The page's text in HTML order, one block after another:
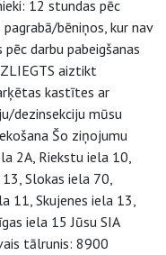
12 stundas pēc
bēniņos, kur nav
darbu pabeigšanas
aiztikt
kastītes ar
dezinsekciju mūsu
Šo ziņojumu
2A, Riekstu iela 10,
Slokas iela 70,
11, Skujenes iela 13,
iela 15 Jūsu SIA
tālrunis: 8900